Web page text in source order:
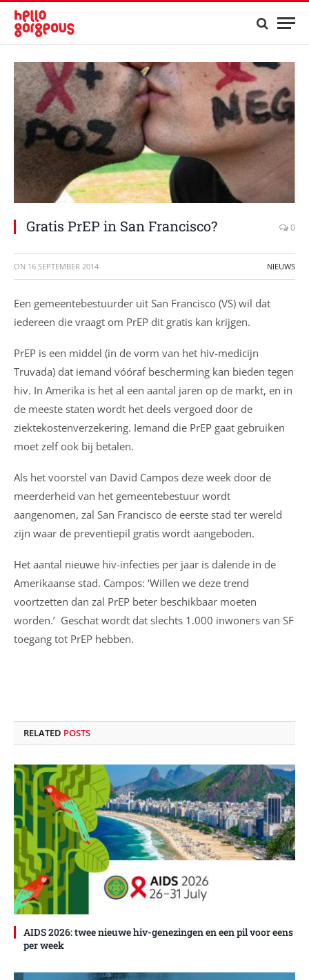
Gratis PrEP in San Francisco? 0
ON 16 SEPTEMBER 2014 NIEUWS
Een gemeentebestuurder uit San Francisco (VS) wil dat
iedereen die vraagt om PrEP dit gratis kan krijgen.
PrEP is een middel (in de vorm van het hiv-medicijn
Truvada) dat iemand vóóraf bescherming kan bieden tegen
hiv. In Amerika is het al een aantal jaren op de markt, en in
de meeste staten wordt het deels vergoed door de
ziektekostenverzekering. Iemand die PrEP gaat gebruiken
moet zelf ook bij betalen.
Als het voorstel van David Campos deze week door de
meerderheid van het gemeentebestuur wordt
aangenomen, zal San Francisco de eerste stad ter wereld
zijn waar de preventiepil gratis wordt aangeboden.
Het aantal nieuwe hiv-infecties per jaar is dalende in de
Amerikaanse stad. Campos: ‘Willen we deze trend
voortzetten dan zal PrEP beter beschikbaar moeten
worden.’ Geschat wordt dat slechts 1.000 inwoners van SF
toegang tot PrEP hebben.
RELATED POSTS
AIDS 2026: twee nieuwe hiv-genezingen en een pil voor eens
per week